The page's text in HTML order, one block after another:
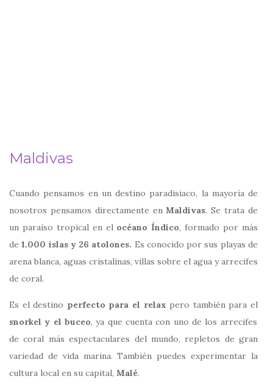
Maldivas
Cuando pensamos en un destino paradisiaco, la mayoría de
nosotros pensamos directamente en Maldivas. Se trata de
un paraíso tropical en el océano Índico, formado por más
de1.000 islas y 26 atolones. Es conocido por sus playas de
arena blanca, aguas cristalinas, villas sobre el agua y arrecifes
de coral.
Es el destino perfecto para el relax pero también para el
snorkel y el buceo, ya que cuenta con uno de los arrecifes
de coral más espectaculares del mundo, repletos de gran
variedad de vida marina. También puedes experimentar la
cultura local en su capital, Malé.